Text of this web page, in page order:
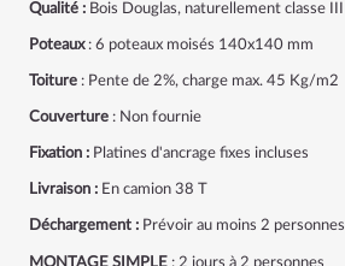
Qualité : Bois Douglas, naturellement classe III
Poteaux: 6 poteaux moisés 140x140 mm
Toiture : Pente de 2%, charge max. 45 Kg/m2
Couverture : Non fournie
Fixation : Platines d'ancrage fixes incluses
Livraison : En camion 38 T
Déchargement : Prévoir au moins 2 personnes